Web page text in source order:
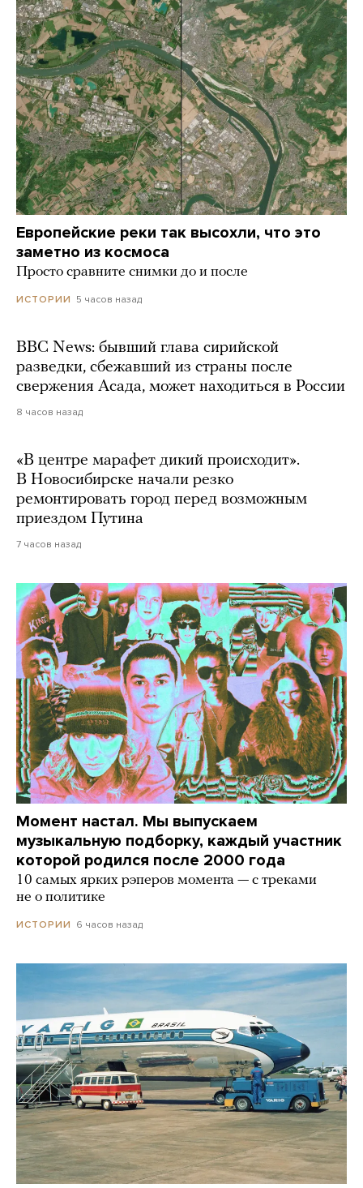
Европейские реки так высохли, что это
заметно из космоса
Просто сравните снимки до и после
ИСТОРИИ 5 часов назад
BBC News: бывший глава сирийской
разведки, сбежавший из страны после
свержения Асада, может находиться в России
8 часов назад
«В центре марафет дикий происходит».
В Новосибирске начали резко
ремонтировать город перед возможным
приездом Путина
7 часов назад
Момент настал. Мы выпускаем
музыкальную подборку, каждый участник
которой родился после 2000 года
10 самых ярких рэперов момента — с треками
не о политике
ИСТОРИИ 6 часов назад